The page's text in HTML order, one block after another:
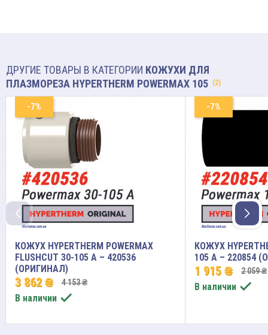
ДРУГИЕ ТОВАРЫ В КАТЕГОРИИ КОЖУХИ ДЛЯ
ПЛАЗМОРЕЗА HYPERTHERM POWERMAX 105 (2)
КОЖУХ HYPERTHERM POWERMAX
FLUSHCUT 30-105 A – 420536
(ОРИГИНАЛ)
3 862 ₴ 4 153 ₴
В наличии 
-7%
КОЖУХ
105 A – 220854
1 915 ₴ 2 059 ₴
В наличии 
-7%